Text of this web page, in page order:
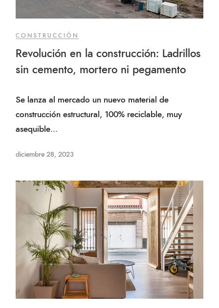
CONSTRUCCIÓN
Revolución en la construcción: Ladrillos
sin cemento, mortero ni pegamento
Se lanza al mercado un nuevo material de
construcción estructural, 100% reciclable, muy
asequible...
diciembre 28, 2023